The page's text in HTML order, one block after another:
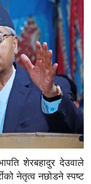
शेरबहादुर देउवाले
नेतृत्व नछोडने स्पष्ट